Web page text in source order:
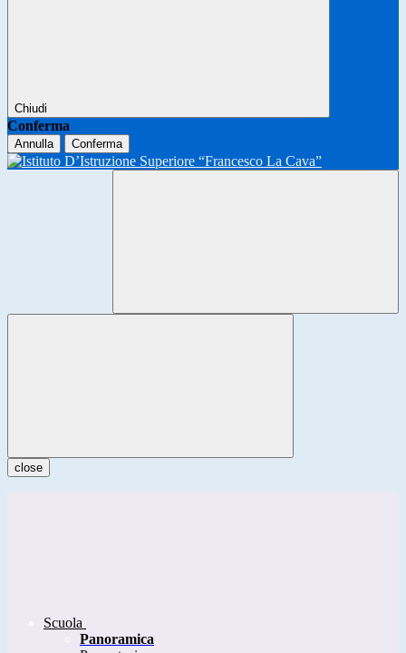
Chiudi
Conferma
Annulla Conferma
close
Scuola
Panoramica